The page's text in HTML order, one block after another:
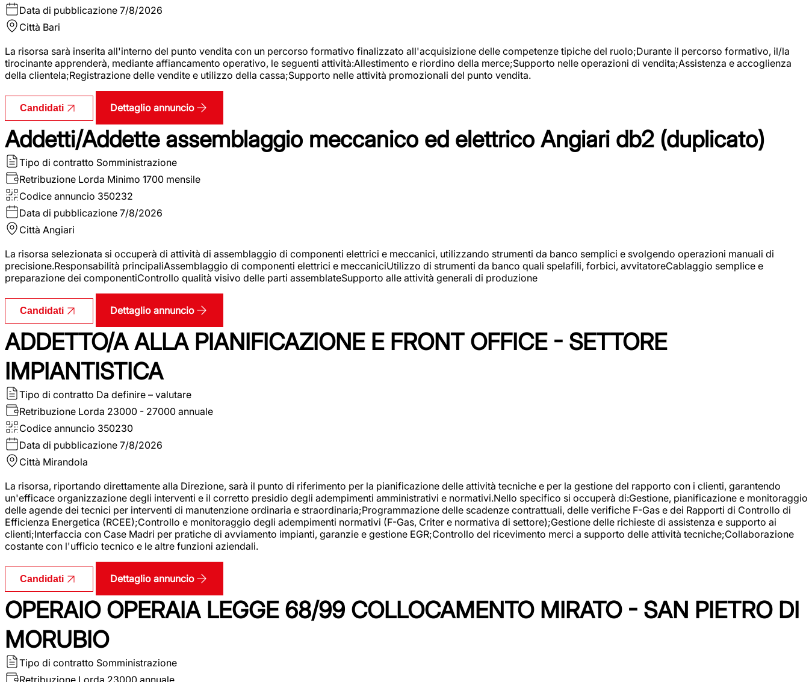
Data di pubblicazione 7/8/2026
Città Bari
La risorsa sarà inserita all'interno del punto vendita con un percorso formativo finalizzato all'acquisizione delle competenze tipiche del ruolo;Durante il percorso formativo, il/la
tirocinante apprenderà, mediante affiancamento operativo, le seguenti attività:Allestimento e riordino della merce;Supporto nelle operazioni di vendita;Assistenza e accoglienza
della clientela;Registrazione delle vendite e utilizzo della cassa;Supporto nelle attività promozionali del punto vendita.
Candidati Dettaglio annuncio
Addetti/Addette assemblaggio meccanico ed elettrico Angiari db2 (duplicato)
Tipo di contratto Somministrazione
Retribuzione Lorda Minimo 1700 mensile
Codice annuncio 350232
Data di pubblicazione 7/8/2026
Città Angiari
La risorsa selezionata si occuperà di attività di assemblaggio di componenti elettrici e meccanici, utilizzando strumenti da banco semplici e svolgendo operazioni manuali di
precisione.Responsabilità principaliAssemblaggio di componenti elettrici e meccaniciUtilizzo di strumenti da banco quali spelafili, forbici, avvitatoreCablaggio semplice e
preparazione dei componentiControllo qualità visivo delle parti assemblateSupporto alle attività generali di produzione
Candidati Dettaglio annuncio
ADDETTO/A ALLA PIANIFICAZIONE E FRONT OFFICE - SETTORE
IMPIANTISTICA
Tipo di contratto Da definire – valutare
Retribuzione Lorda 23000 - 27000 annuale
Codice annuncio 350230
Data di pubblicazione 7/8/2026
Città Mirandola
La risorsa, riportando direttamente alla Direzione, sarà il punto di riferimento per la pianificazione delle attività tecniche e per la gestione del rapporto con i clienti, garantendo
un'efficace organizzazione degli interventi e il corretto presidio degli adempimenti amministrativi e normativi.Nello specifico si occuperà di:Gestione, pianificazione e monitoraggio
delle agende dei tecnici per interventi di manutenzione ordinaria e straordinaria;Programmazione delle scadenze contrattuali, delle verifiche F-Gas e dei Rapporti di Controllo di
Efficienza Energetica (RCEE);Controllo e monitoraggio degli adempimenti normativi (F-Gas, Criter e normativa di settore);Gestione delle richieste di assistenza e supporto ai
clienti;Interfaccia con Case Madri per pratiche di avviamento impianti, garanzie e gestione EGR;Controllo del ricevimento merci a supporto delle attività tecniche;Collaborazione
costante con l'ufficio tecnico e le altre funzioni aziendali.
Candidati Dettaglio annuncio
OPERAIO OPERAIA LEGGE 68/99 COLLOCAMENTO MIRATO - SAN PIETRO DI
MORUBIO
Tipo di contratto Somministrazione
Retribuzione Lorda 23000 annuale